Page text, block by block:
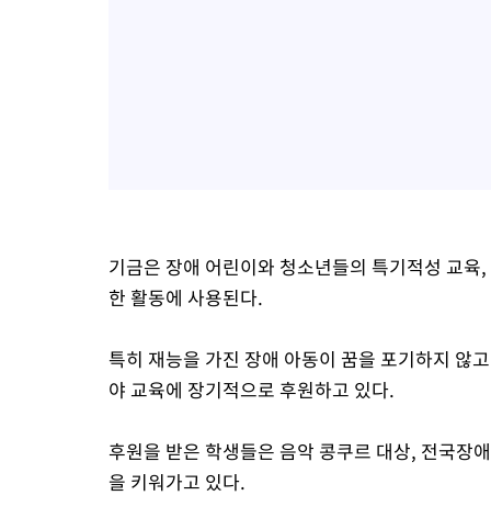
기금은 장애 어린이와 청소년들의 특기적성 교
한 활동에 사용된다.
특히 재능을 가진 장애 아동이 꿈을 포기하지 않
야 교육에 장기적으로 후원하고 있다.
후원을 받은 학생들은 음악 콩쿠르 대상, 전국장
을 키워가고 있다.